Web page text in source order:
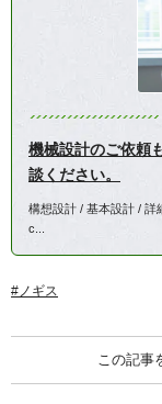
機械設計のご依頼
談ください。
構想設計 / 基本設計 / 詳
c...
ノギス
この記事